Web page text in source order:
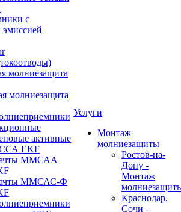
с
молниезащита
молниезащита
активные
EKF
ММСАА
ММСАС-Ф
Услуги
Монтаж
молниезащиты
Ростов-на-
Дону -
Монтаж
Краснодар,
Сочи -